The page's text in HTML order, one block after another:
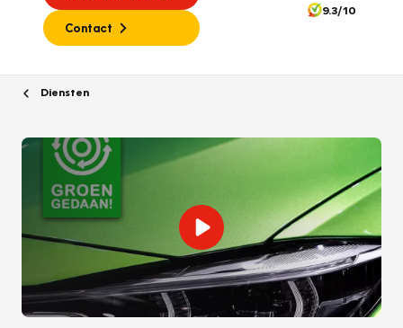
Contact
9.3/10
Diensten